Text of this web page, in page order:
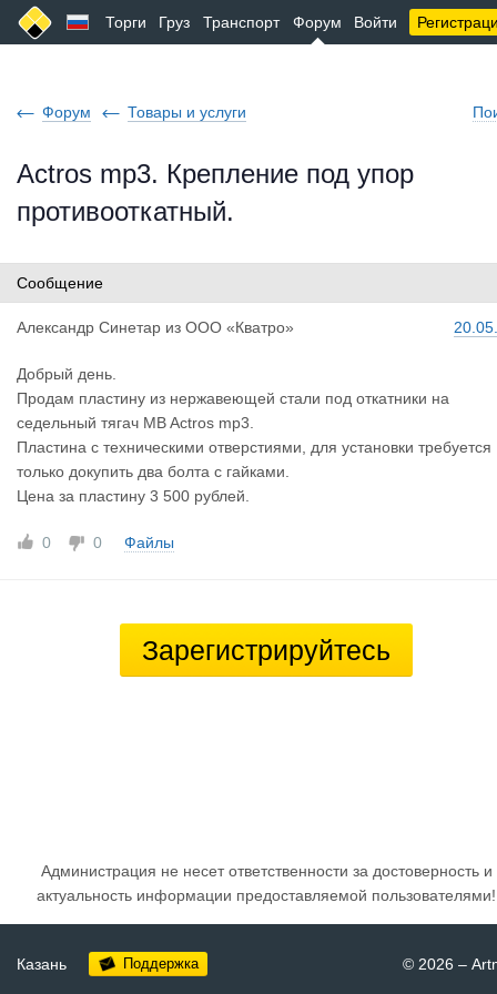
Торги Груз Транспорт Форум Войти
Форум Товары и услуги
Actros mp3. Крепление под упор
противооткатный.
Сообщение
Александр Синетар из ООО «Кватро»
Добрый день.
Продам пластину из нержавеющей стали под откатники на
седельный тягач MB Actros mp3.
Пластина c техническими отверстиями, для установки требуется
только докупить два болта с гайками.
Цена за пластину 3 500 рублей.
0 0 Файлы
Зарегистрируйтесь
Администрация не несет ответственности за достоверность и
актуальность информации предоставляемой пользователями!
Казань Поддержка © 2026 –